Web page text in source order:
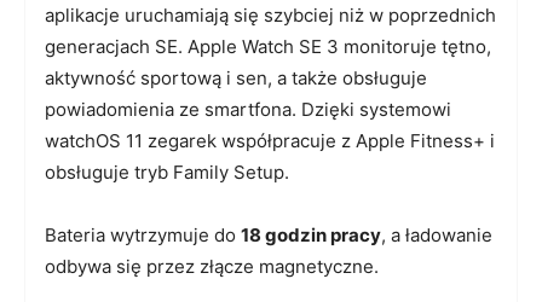
aplikacje uruchamiają się szybciej niż w poprzednich
generacjach SE. Apple Watch SE 3 monitoruje tętno,
aktywność sportową i sen, a także obsługuje
powiadomienia ze smartfona. Dzięki systemowi
watchOS 11 zegarek współpracuje z Apple Fitness+ i
obsługuje tryb Family Setup.
Bateria wytrzymuje do 18 godzin pracy, a ładowanie
odbywa się przez złącze magnetyczne.